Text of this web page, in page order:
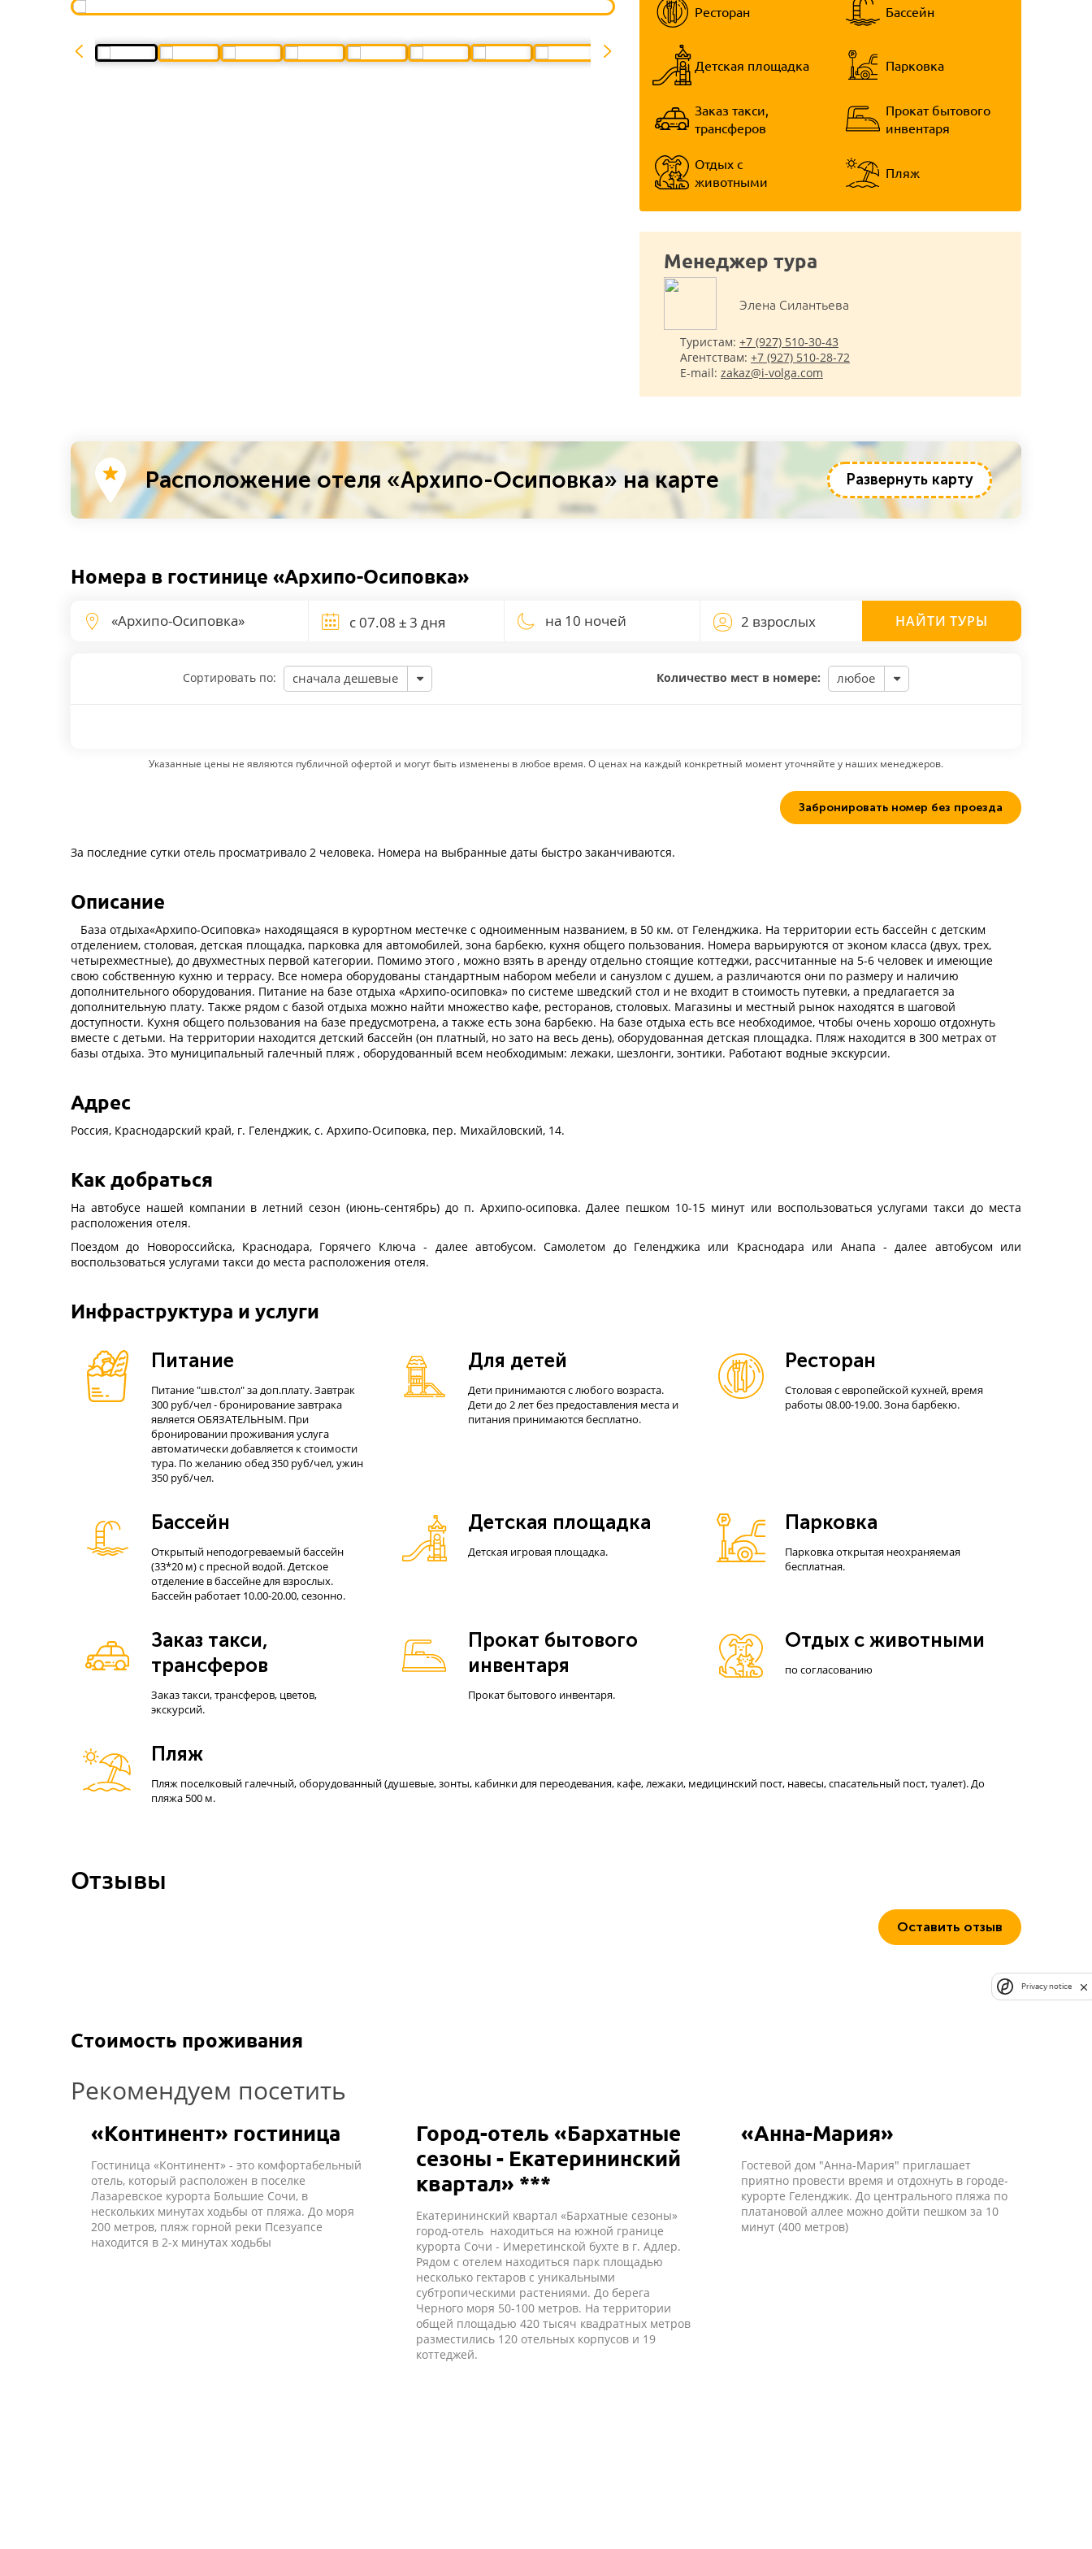
Ресторан Бассейн
Детская площадка Парковка
Заказ такси,
трансферов
Прокат бытового
инвентаря
Отдых с
животными
Пляж
Менеджер тура
Элена Cилантьева
Туристам: +7 (927) 510-30-43
Агентствам: +7 (927) 510-28-72
E-mail: zakaz@i-volga.com
Расположение отеля «Архипо-Осиповка» на карте Развернуть карту
Номера в гостинице «Архипо-Осиповка»
на 10 ночей 2 взрослых НАЙТИ ТУРЫ
Сортировать по: сначала дешевые Количество мест в номере: любое
Указанные цены не являются публичной офертой и могут быть изменены в любое время. О ценах на каждый конкретный момент уточняйте у наших менеджеров.
Забронировать номер без проезда
За последние сутки отель просматривало 2 человека. Номера на выбранные даты быстро заканчиваются.
Описание
База отдыха«Архипо-Осиповка» находящаяся в курортном местечке с одноименным названием, в 50 км. от Геленджика. На территории есть бассейн с детским
отделением, столовая, детская площадка, парковка для автомобилей, зона барбекю, кухня общего пользования. Номера варьируются от эконом класса (двух, трех,
четырехместные), до двухместных первой категории. Помимо этого , можно взять в аренду отдельно стоящие коттеджи, рассчитанные на 5-6 человек и имеющие
свою собственную кухню и террасу. Все номера оборудованы стандартным набором мебели и санузлом с душем, а различаются они по размеру и наличию
дополнительного оборудования. Питание на базе отдыха «Архипо-осиповка» по системе шведский стол и не входит в стоимость путевки, а предлагается за
дополнительную плату. Также рядом с базой отдыха можно найти множество кафе, ресторанов, столовых. Магазины и местный рынок находятся в шаговой
доступности. Кухня общего пользования на базе предусмотрена, а также есть зона барбекю. На базе отдыха есть все необходимое, чтобы очень хорошо отдохнуть
вместе с детьми. На территории находится детский бассейн (он платный, но зато на весь день), оборудованная детская площадка. Пляж находится в 300 метрах от
базы отдыха. Это муниципальный галечный пляж , оборудованный всем необходимым: лежаки, шезлонги, зонтики. Работают водные экскурсии.
Адрес
Россия, Краснодарский край, г. Геленджик, с. Архипо-Осиповка, пер. Михайловский, 14.
Как добраться
На автобусе нашей компании в летний сезон (июнь-сентябрь) до п. Архипо-осиповка. Далее пешком 10-15 минут или воспользоваться услугами такси до места
расположения отеля.
Поездом до Новороссийска, Краснодара, Горячего Ключа - далее автобусом. Самолетом до Геленджика или Краснодара или Анапа - далее автобусом или
воспользоваться услугами такси до места расположения отеля.
Инфраструктура и услуги
Питание
Питание "шв.стол" за доп.плату. Завтрак
300 руб/чел - бронирование завтрака
является ОБЯЗАТЕЛЬНЫМ. При
бронировании проживания услуга
автоматически добавляется к стоимости
тура. По желанию обед 350 руб/чел, ужин
350 руб/чел.
Для детей
Дети принимаются с любого возраста.
Дети до 2 лет без предоставления места и
питания принимаются бесплатно.
Ресторан
Столовая с европейской кухней, время
работы 08.00-19.00. Зона барбекю.
Бассейн
Открытый неподогреваемый бассейн
(33*20 м) с пресной водой. Детское
отделение в бассейне для взрослых.
Бассейн работает 10.00-20.00, сезонно.
Детская площадка
Детская игровая площадка.
Парковка
Парковка открытая неохраняемая
бесплатная.
Заказ такси,
трансферов
Заказ такси, трансферов, цветов,
экскурсий.
Прокат бытового
инвентаря
Прокат бытового инвентаря.
Отдых с животными
по согласованию
Пляж
Пляж поселковый галечный, оборудованный (душевые, зонты, кабинки для переодевания, кафе, лежаки, медицинский пост, навесы, спасательный пост, туалет). До
пляжа 500 м.
Отзывы
Оставить отзыв
Стоимость проживания
Рекомендуем посетить
«Континент» гостиница
Гостиница «Континент» - это комфортабельный
отель, который расположен в поселке
Лазаревское курорта Большие Сочи, в
нескольких минутах ходьбы от пляжа. До моря
200 метров, пляж горной реки Псезуапсе
находится в 2-х минутах ходьбы
Город-отель «Бархатные
сезоны - Екатерининский
квартал» ***
Екатерининский квартал «Бархатные сезоны»
город-отель находиться на южной границе
курорта Сочи - Имеретинской бухте в г. Адлер.
Рядом с отелем находиться парк площадью
несколько гектаров с уникальными
субтропическими растениями. До берега
Черного моря 50-100 метров. На территории
общей площадью 420 тысяч квадратных метров
разместились 120 отельных корпусов и 19
коттеджей.
«Анна-Мария»
Гостевой дом "Анна-Мария" приглашает
приятно провести время и отдохнуть в городе-
курорте Геленджик. До центрального пляжа по
платановой аллее можно дойти пешком за 10
минут (400 метров)
Privacy notice